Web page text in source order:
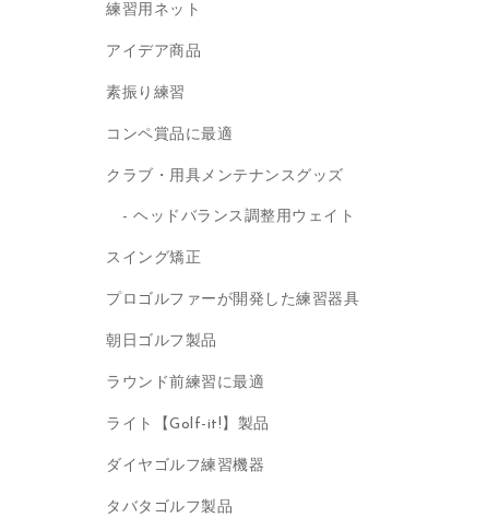
練習用ネット
アイデア商品
素振り練習
コンペ賞品に最適
クラブ・用具メンテナンスグッズ
ヘッドバランス調整用ウェイト
スイング矯正
プロゴルファーが開発した練習器具
朝日ゴルフ製品
ラウンド前練習に最適
ライト【Golf-it!】製品
ダイヤゴルフ練習機器
タバタゴルフ製品